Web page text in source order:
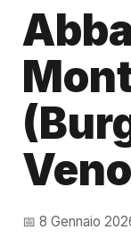
📅 8 Gennaio